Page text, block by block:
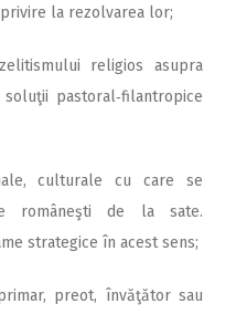
la rezolvarea lor;
religios asupra
pastoral‑filantropice
culturale cu care se
româneşti de la sate.
strategice în acest sens;
preot, învăţător sau